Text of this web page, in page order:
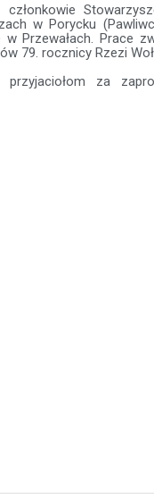
w Porycku
Przewałach. Prace
79. rocznicy Rzezi
przyjaciołom za